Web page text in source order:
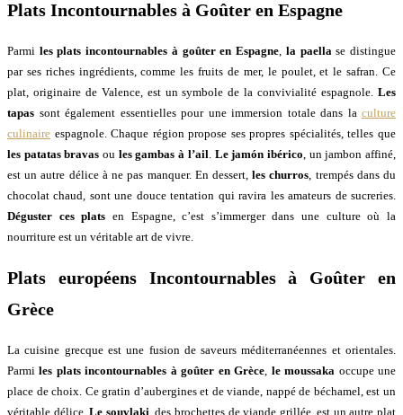
Plats Incontournables à Goûter en Espagne
Parmi les plats incontournables à goûter en Espagne, la paellase distingue
par ses riches ingrédients, comme les fruits de mer, le poulet, et le safran. Ce
plat, originaire de Valence, est un symbole de la convivialité espagnole. Les
tapas sont également essentielles pour une immersion totale dans la culture
culinaire espagnole. Chaque région propose ses propres spécialités, telles que
les patatas bravas ou les gambas à l’ail. Le jamón ibérico, un jambon affiné,
est un autre délice à ne pas manquer. En dessert,les churros, trempés dans du
chocolat chaud, sont une douce tentation qui ravira les amateurs de sucreries.
Déguster ces plats en Espagne, c’est s’immerger dans une culture où la
nourriture est un véritable art de vivre.
Plats européens Incontournables à Goûter en
Grèce
La cuisine grecque est une fusion de saveurs méditerranéennes et orientales.
Parmiles plats incontournables à goûter en Grèce le moussaka occupe une
place de choix. Ce gratin d’aubergines et de viande, nappé de béchamel, est un
véritable délice.Le souvlaki , des brochettes de viande grillée, est un autre plat